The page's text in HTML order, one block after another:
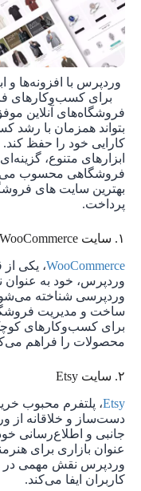
وردپرس با افزونه‌ها و
برای
فروشگاه‌های آنلاین
بتواند همزمان با رشد
کارایی خود را حفظ کند.
ابزارهای متنوع،
فروشگاهی محسوب
بهترین سایت های
پرداخت.
۱. سایت WooCommerce
WooCommerce، یکی از
وردپرس، خود به عنوان
وردپرسی شناخته می‌شود.
ساخت و مدیریت
برای کسب‌وکارهای
محصولات را فراهم
۲. سایت Etsy
Etsy، پلتفرم محبوب
دست‌ساز و خلاقانه از
جانبی و اطلاع‌رسانی
عنوان بازاری برای
وردپرس نقش مهمی در
کاربران ایفا می‌کند.